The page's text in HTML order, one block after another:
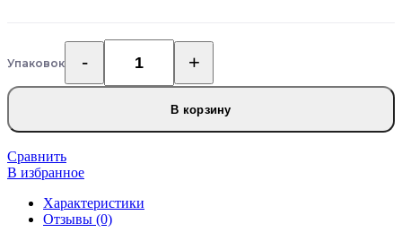
УпаковокКоличество
товара
SPC
плитка
Floorwood
HL09
Дуб
В корзину
Сравнить
В избранное
Характеристики
Отзывы (0)